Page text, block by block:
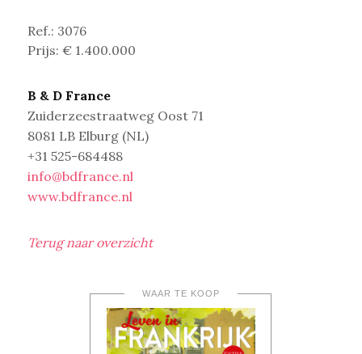
Ref.: 3076
Prijs: € 1.400.000
B & D France
Zuiderzeestraatweg Oost 71
8081 LB Elburg (NL)
+31 525-684488
info@bdfrance.nl
www.bdfrance.nl
Terug naar overzicht
WAAR TE KOOP